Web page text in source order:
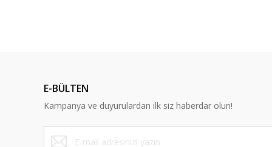
Ürün bilgilerinde hatalar bulunuyor.
Ürün fiyatı diğer sitelerden daha pahalı.
Bu ürüne benzer farklı alternatifler olmalı.
E-BÜLTEN
Kampanya ve duyurulardan ilk siz haberdar olun!